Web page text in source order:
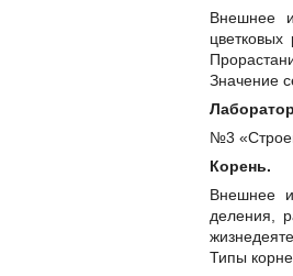
Внешнее
Значение
№3
Корень.
Внешнее и
деления,
Типы